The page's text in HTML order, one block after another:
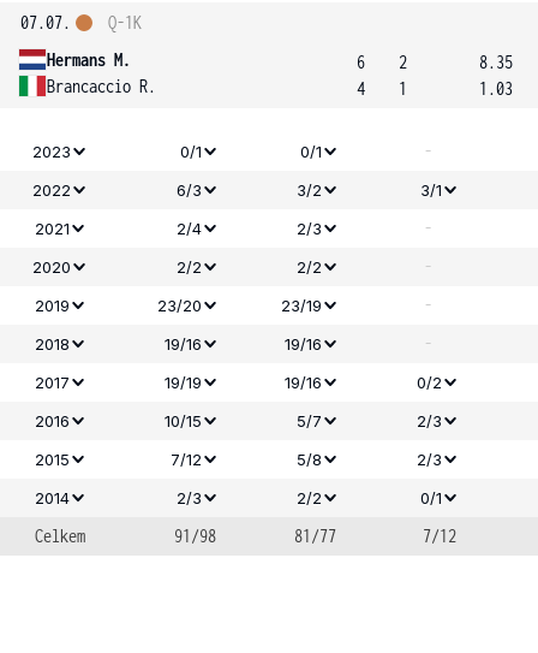
07.07.
Hermans M.
Brancaccio R.
Q-1K
6
4
2
1
8.35
1.03
2023 0/1 0/1 -
2022 6/3 3/2
3/1
2021
2/4 2/3 -
2020 2/2 2/2 -
2019 23/20 23/19 -
2018 19/16 19/16 -
2017 19/19 19/16
0/2
2016
10/15 5/7 2/3
2015
7/12 5/8
2/3
2014
2/3 2/2 0/1
Celkem 91/98 81/77 7/12